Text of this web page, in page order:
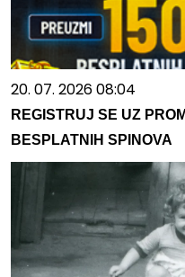
20. 07. 2026 08:04
REGISTRUJ SE UZ
BESPLATNIH SPINOVA